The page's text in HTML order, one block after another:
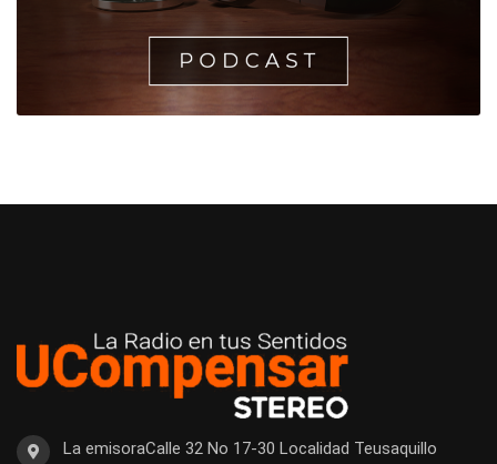
La emisoraCalle 32 No 17-30 Localidad Teusaquillo